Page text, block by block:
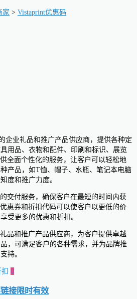
家 > Vistaprint优惠码
企业礼品和推广产品供应商，提供各种定
用品、衣物和配件、印刷和标识、展览
全面个性化的服务，让客户可以轻松地
产品，如T恤、帽子、水瓶、笔记本电脑
度和推广力度。
交付服务，确保客户在最短的时间内获
惠券和折扣代码可以使客户以更低的价
受更多的优惠和折扣。
品和推广产品供应商，为客户提供卓越
，可满足客户的各种需求，并为品牌推
持。
0
接限时有效